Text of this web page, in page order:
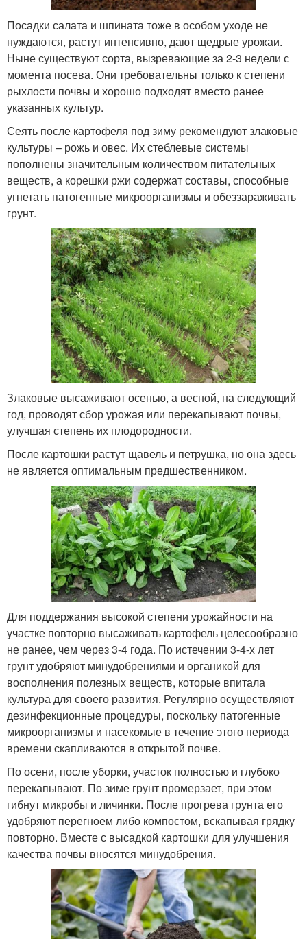
Посадки салата и шпината тоже в особом уходе не
нуждаются, растут интенсивно, дают щедрые урожаи.
Ныне существуют сорта, вызревающие за 2-3 недели с
момента посева. Они требовательны только к степени
рыхлости почвы и хорошо подходят вместо ранее
указанных культур.
Сеять после картофеля под зиму рекомендуют злаковые
культуры – рожь и овес. Их стеблевые системы
пополнены значительным количеством питательных
веществ, а корешки ржи содержат составы, способные
угнетать патогенные микроорганизмы и обеззараживать
грунт.
Злаковые высаживают осенью, а весной, на следующий
год, проводят сбор урожая или перекапывают почвы,
улучшая степень их плодородности.
После картошки растут щавель и петрушка, но она здесь
не является оптимальным предшественником.
Для поддержания высокой степени урожайности на
участке повторно высаживать картофель целесообразно
не ранее, чем через 3-4 года. По истечении 3-4-х лет
грунт удобряют минудобрениями и органикой для
восполнения полезных веществ, которые впитала
культура для своего развития. Регулярно осуществляют
дезинфекционные процедуры, поскольку патогенные
микроорганизмы и насекомые в течение этого периода
времени скапливаются в открытой почве.
По осени, после уборки, участок полностью и глубоко
перекапывают. По зиме грунт промерзает, при этом
гибнут микробы и личинки. После прогрева грунта его
удобряют перегноем либо компостом, вскапывая грядку
повторно. Вместе с высадкой картошки для улучшения
качества почвы вносятся минудобрения.